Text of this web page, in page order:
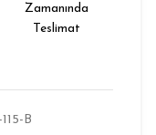
Zamanında
Teslimat
B